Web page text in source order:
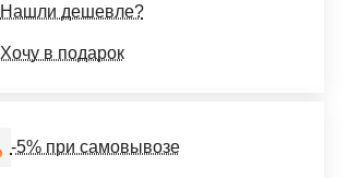
Нашли дешевле?
Хочу в подарок
-5% при самовывозе